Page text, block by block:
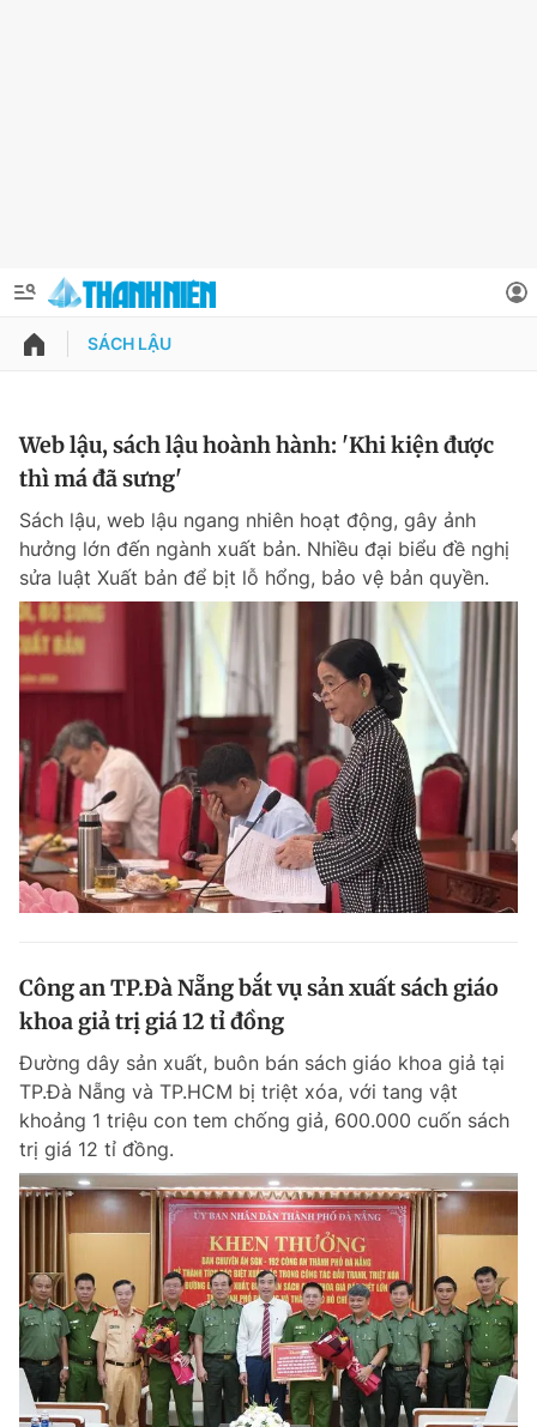
QUẢNG CÁO
Chuyên mục khác
Chào ngày mới Tin 24h
Tin thị trường Tin 360
Video Magazine
Sản phẩm khác
Tiện ích Bạn cần biết
Thông tin tòa soạn Liên hệ quảng cáo
Đọc Thanh Niên trên điện thoại
Theo dõi báo trên
Hotline
0906 645 777
Liên hệ quảng cáo
0908 780 404
Thông tin tài khoản
Đổi mật khẩu
Tin đã lưu
Tin đã xem
Đăng xuất
SÁCH LẬU
Web lậu, sách lậu hoành hành: 'Khi kiện được
thì má đã sưng'
Sách lậu, web lậu ngang nhiên hoạt động, gây ảnh
hưởng lớn đến ngành xuất bản. Nhiều đại biểu đề nghị
sửa luật Xuất bản để bịt lỗ hổng, bảo vệ bản quyền.
Công an TP.Đà Nẵng bắt vụ sản xuất sách giáo
khoa giả trị giá 12 tỉ đồng
Đường dây sản xuất, buôn bán sách giáo khoa giả tại
TP.Đà Nẵng và TP.HCM bị triệt xóa, với tang vật
khoảng 1 triệu con tem chống giả, 600.000 cuốn sách
trị giá 12 tỉ đồng.